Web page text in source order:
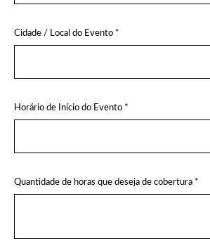
Cidade / Local do Evento *
Horário de Início do Evento *
Quantidade de horas que deseja de cobertura *